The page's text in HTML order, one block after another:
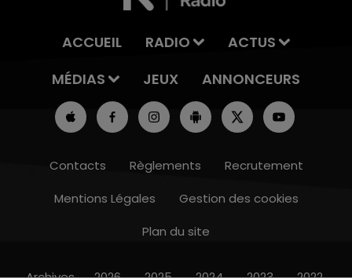
15h00 - 19h00
ACCUEIL RADIO
ACTUS
MÉDIAS
JEUX ANNONCEURS
Contacts Règlements
Recrutement
Mentions Légales
Gestion des cookies
Plan du site